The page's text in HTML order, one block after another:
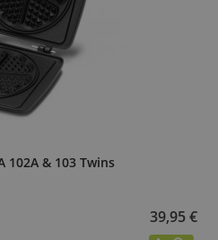
102A & 103 Twins
39,95 €